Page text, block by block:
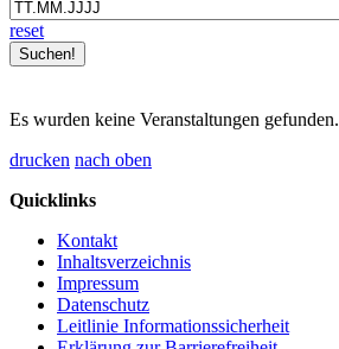
reset
Es wurden keine Veranstaltungen gefunden.
drucken nach oben
Quicklinks
Kontakt
Inhaltsverzeichnis
Impressum
Datenschutz
Leitlinie Informationssicherheit